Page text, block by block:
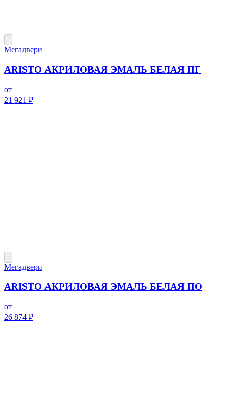
Мегадвери
ARISTO АКРИЛОВАЯ ЭМАЛЬ БЕЛАЯ ПГ
от
21 921 ₽
Мегадвери
ARISTO АКРИЛОВАЯ ЭМАЛЬ БЕЛАЯ ПО
от
26 874 ₽